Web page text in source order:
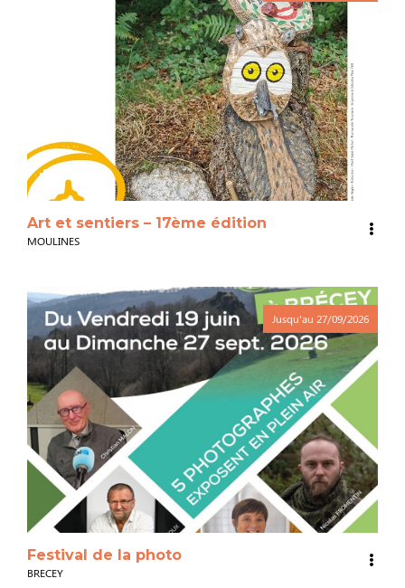
Art et sentiers – 17ème édition
MOULINES
Jusqu'au 27/09/2026
Festival de la photo
BRECEY